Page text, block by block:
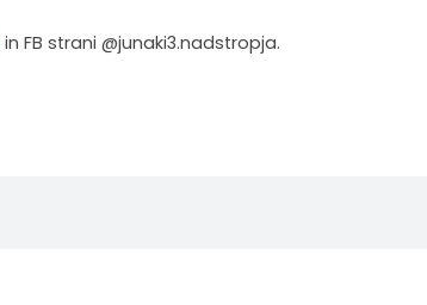
in FB strani @junaki3.nadstropja.